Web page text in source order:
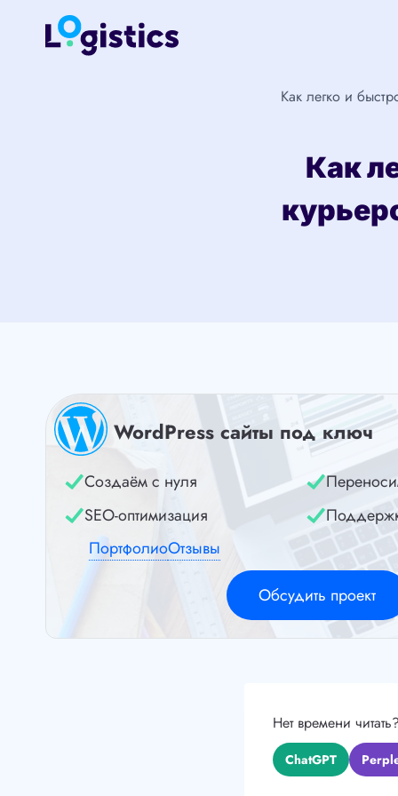
Перейти
Как легко и
Как
WordPress сайты под ключ
Создаём с нуля
SEO-оптимизация
ПортфолиоОтзывы
Обсудить проект
Нет времени
ChatGPT